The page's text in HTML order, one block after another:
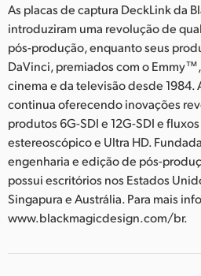
As placas de captura DeckLink da
introduziram uma revolução de
pós-produção, enquanto seus
DaVinci, premiados com o
cinema e da televisão desde 1984.
continua oferecendo inovações
produtos 6G-SDI e 12G-SDI e
estereoscópico e Ultra HD.
engenharia e edição de pós-
possui escritórios nos Estados
Singapura e Austrália. Para mais
www.blackmagicdesign.com/br.